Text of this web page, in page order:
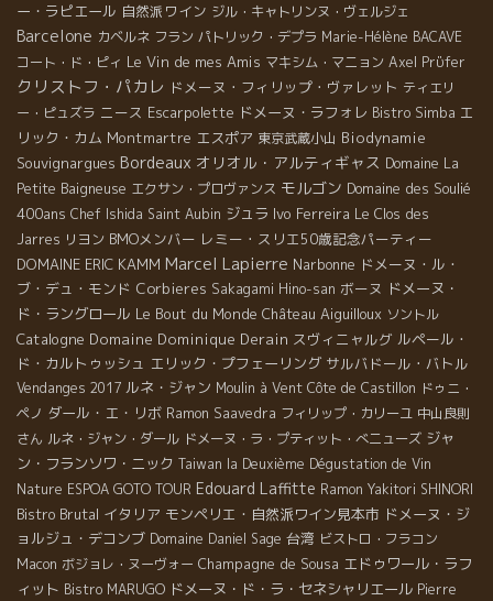
ー・ラピエール 自然派ワイン ジル・キャトリンヌ・ヴェルジェ
Barcelone カベルネ フラン パトリック・デプラ Marie-Hélène BACAVE
コート・ド・ピィ Le Vin de mes Amis マキシム・マニョン Axel Prϋfer
クリストフ・パカレ ドメーヌ・フィリップ・ヴァレット ティエリ
ー・ピュズラ ニース Escarpolette ドメーヌ・ラフォレ Bistro Simba エ
リック・カム Montmartre エスポア 東京武蔵小山 Biodynamie
Souvignargues Bordeaux オリオル・アルティギャス Domaine La
Petite Baigneuse エクサン・プロヴァンス モルゴン Domaine des Soulié
400ans Chef Ishida Saint Aubin ジュラ Ivo Ferreira Le Clos des
Jarres リヨン BMOメンバー レミー・スリエ50歳記念パーティー
DOMAINE ERIC KAMM Marcel Lapierre Narbonne ドメーヌ・ル・
ブ・デュ・モンド Corbieres Sakagami Hino-san ボーヌ ドメーヌ・
ド・ラングロール Le Bout du Monde Château Aiguilloux ソントル
Catalogne Domaine Dominique Derain スヴィニャルグ ルペール・
ド・カルトゥッシュ エリック・プフェーリング サルバドール・バトル
Vendanges 2017 ルネ・ジャン Moulin à Vent Côte de Castillon ドゥニ・
ペノ ダール・エ・リボ Ramon Saavedra フィリップ・カリーユ 中山良則
さん ルネ・ジャン・ダール ドメーヌ・ラ・プティット・べニューズ ジャ
ン・フランソワ・ニック Taiwan la Deuxième Dégustation de Vin
Nature ESPOA GOTO TOUR Edouard Laffitte Ramon Yakitori SHINORI
Bistro Brutal イタリア モンペリエ・自然派ワイン見本市 ドメーヌ・ジ
ョルジュ・デコンブ Domaine Daniel Sage 台湾 ビストロ・フラコン
Macon ボジョレ・ヌーヴォー Champagne de Sousa エドゥワール・ラフ
ィット Bistro MARUGO ドメーヌ・ド・ラ・セネシャリエール Pierre